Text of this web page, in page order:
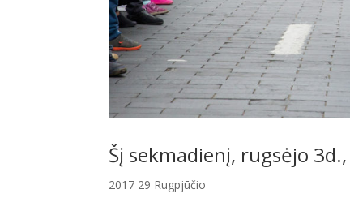
Šį sekmadienį, rugsėjo
2017 29 Rugpjūčio